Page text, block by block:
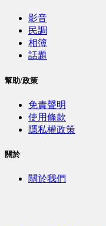
影音
民調
相簿
話題
幫助/政策
免責聲明
使用條款
隱私權政策
關於
關於我們